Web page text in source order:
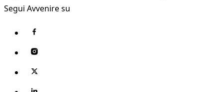
Segui Avvenire su